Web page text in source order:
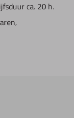
ca. 20 h.